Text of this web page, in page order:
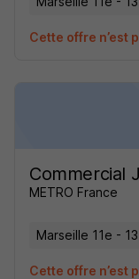
Cette offre n’est
Commercial
METRO France
Marseille 11e - 13
Cette offre n’est